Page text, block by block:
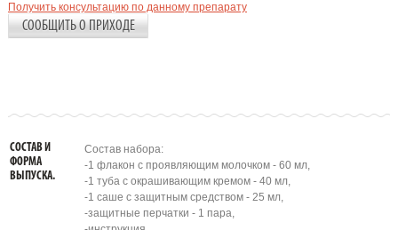
Получить консультацию по данному препарату
СООБЩИТЬ О ПРИХОДЕ
СОСТАВ И
ФОРМА
ВЫПУСКА.
Состав набора:
-1 флакон с проявляющим молочком - 60 мл,
-1 туба с окрашивающим кремом - 40 мл,
-1 саше с защитным средством - 25 мл,
-защитные перчатки - 1 пара,